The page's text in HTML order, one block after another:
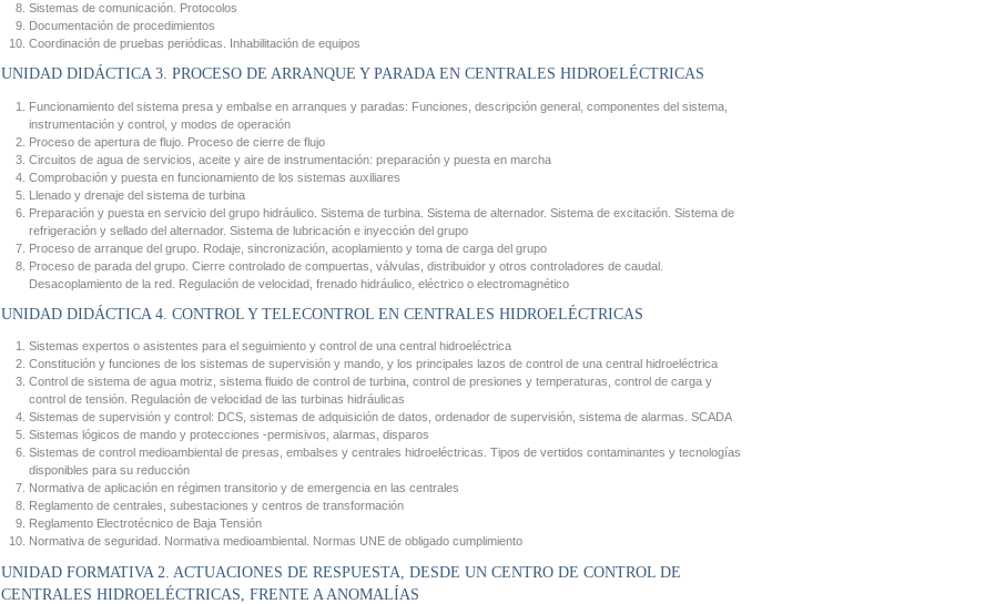
Sistemas de comunicación. Protocolos
Documentación de procedimientos
Coordinación de pruebas periódicas. Inhabilitación de equipos
UNIDAD DIDÁCTICA 3. PROCESO DE ARRANQUE Y PARADA EN CENTRALES HIDROELÉCTRICAS
Funcionamiento del sistema presa y embalse en arranques y paradas: Funciones, descripción general, componentes del sistema,
instrumentación y control, y modos de operación
Proceso de apertura de flujo. Proceso de cierre de flujo
Circuitos de agua de servicios, aceite y aire de instrumentación: preparación y puesta en marcha
Comprobación y puesta en funcionamiento de los sistemas auxiliares
Llenado y drenaje del sistema de turbina
Preparación y puesta en servicio del grupo hidráulico. Sistema de turbina. Sistema de alternador. Sistema de excitación. Sistema de
refrigeración y sellado del alternador. Sistema de lubricación e inyección del grupo
Proceso de arranque del grupo. Rodaje, sincronización, acoplamiento y toma de carga del grupo
Proceso de parada del grupo. Cierre controlado de compuertas, válvulas, distribuidor y otros controladores de caudal.
Desacoplamiento de la red. Regulación de velocidad, frenado hidráulico, eléctrico o electromagnético
UNIDAD DIDÁCTICA 4. CONTROL Y TELECONTROL EN CENTRALES HIDROELÉCTRICAS
Sistemas expertos o asistentes para el seguimiento y control de una central hidroeléctrica
Constitución y funciones de los sistemas de supervisión y mando, y los principales lazos de control de una central hidroeléctrica
Control de sistema de agua motriz, sistema fluido de control de turbina, control de presiones y temperaturas, control de carga y
control de tensión. Regulación de velocidad de las turbinas hidráulicas
Sistemas de supervisión y control: DCS, sistemas de adquisición de datos, ordenador de supervisión, sistema de alarmas. SCADA
Sistemas lógicos de mando y protecciones -permisivos, alarmas, disparos
Sistemas de control medioambiental de presas, embalses y centrales hidroeléctricas. Tipos de vertidos contaminantes y tecnologías
disponibles para su reducción
Normativa de aplicación en régimen transitorio y de emergencia en las centrales
Reglamento de centrales, subestaciones y centros de transformación
Reglamento Electrotécnico de Baja Tensión
Normativa de seguridad. Normativa medioambiental. Normas UNE de obligado cumplimiento
UNIDAD FORMATIVA 2. ACTUACIONES DE RESPUESTA, DESDE UN CENTRO DE CONTROL DE
CENTRALES HIDROELÉCTRICAS, FRENTE A ANOMALÍAS